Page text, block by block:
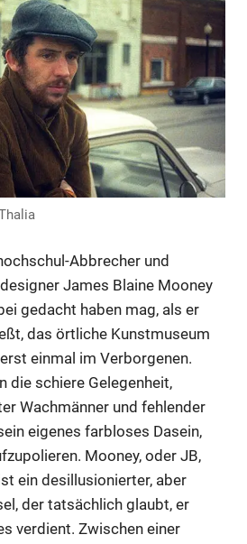
Anzeige
Anzeige
Abbrecher und
James Blaine Mooney
gedacht haben mag, als er
das örtliche Kunstmuseum
einmal im Verborgenen.
die schiere Gelegenheit,
Wachmänner und fehlender
eigenes farbloses Dasein,
Mooney, oder JB,
ein desillusionierter, aber
der tatsächlich glaubt, er
verdient. Zwischen einer